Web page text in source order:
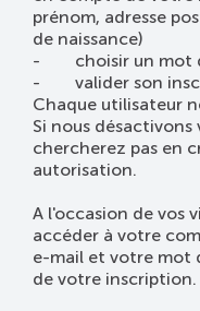
prénom, adresse
de naissance)
- choisir un mot
- valider son
Chaque utilisateur
Si nous
chercherez pas en
autorisation.
A l'occasion de vos
accéder à votre
e-mail et votre mot
de votre inscription.